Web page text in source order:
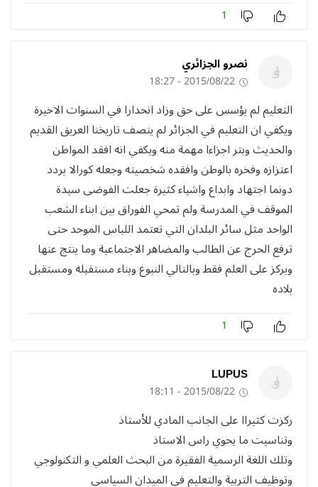
1
نصرو الجزائري
2015/08/22 - 18:27
التعليم لم يؤسس على حق وزاد انحدارا في السنوات الاخيرة
ويكفي ان التعليم في الجزائر لم ينصف تاريخنا العريق القديم
والحديث وبتر اجزاءا مهمة منه ويكفي انه افقد المواطن
اعتزازه وفخره بالوطن وافقده شخصيته وجعله كورالا يردد
دونما اجتهاد وابداع واشياء كثيرة جعلت الفوضى سيدة
الموقف في المدرسة ولم تمحي الفوراق بين ابناء الشعب
الواحد مثل سائر البلدان التي تعتمد اللباس الموحد حتى
ترفع الحرج عن الطالب والمضاهر الاجتماعية وما ينتج عنها
ويركز على العلم فقط وبالتالي النبوغ وبناء مستقبله ومستقبل
بلاده
1
LUPUS
2015/08/22 - 18:11
ركزت كثيراا على الجانب المادي للأستاذ
وتناسيت ما يحوي راس الاستاذ
وتلك اللغة الرسمية الفقيرة من البحث العلمي و التكنولوجي
وتوظيف التربية والتعليم في الميدان السياسي